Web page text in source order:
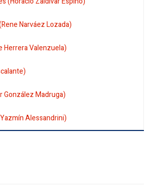
Narváez Lozada)
Herrera Valenzuela)
González Madruga)
Alessandrini)